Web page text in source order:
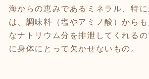
海からの恵みであるミネラル、特
は、調味料（塩やアミノ酸）から
なナトリウム分を排泄してくれる
に身体にとって欠かせないもの。